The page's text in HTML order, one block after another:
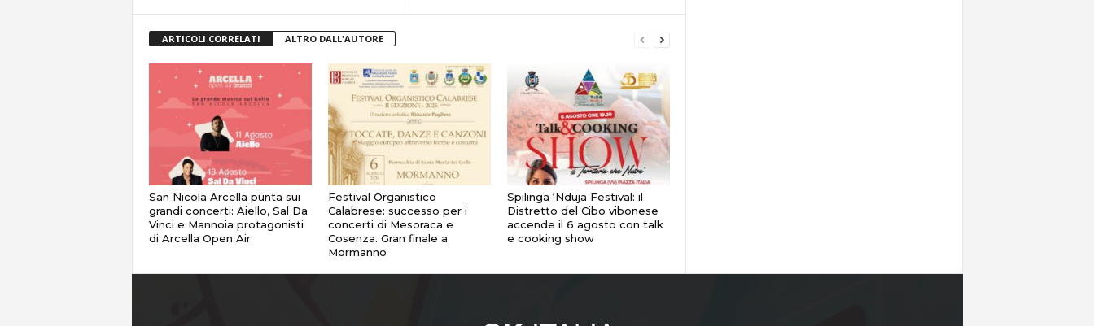
ARTICOLI CORRELATI ALTRO DALL'AUTORE
San Nicola Arcella punta sui
grandi concerti: Aiello, Sal Da
Vinci e Mannoia protagonisti
di Arcella Open Air
Festival Organistico
Calabrese: successo per i
concerti di Mesoraca e
Cosenza. Gran finale a
Mormanno
Spilinga ‘Nduja Festival: il
Distretto del Cibo vibonese
accende il 6 agosto con talk
e cooking show